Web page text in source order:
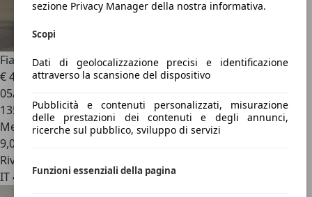
sezione Privacy Manager della nostra informativa.
Scopi
Dati di geolocalizzazione precisi e identificazione
attraverso la scansione del dispositivo
Pubblicità e contenuti personalizzati, misurazione
delle prestazioni dei contenuti e degli annunci,
ricerche sul pubblico, sviluppo di servizi
Funzioni essenziali della pagina
Fiat MultiplaMultipla 1.6 16v METANO-KM CERTIFICATI
€ 4.850
05/2006
135.421 km
Metano
9,0 kg/100 km (comb.)
Rivenditore
IT 41122